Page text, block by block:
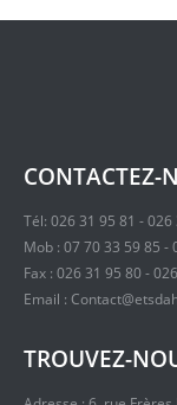
CONTACTEZ-
Tél: 026 31 95 81 -
Mob : 07 70 33 59 85 -
Fax : 026 31 95 80 -
Email :
TROUVEZ-